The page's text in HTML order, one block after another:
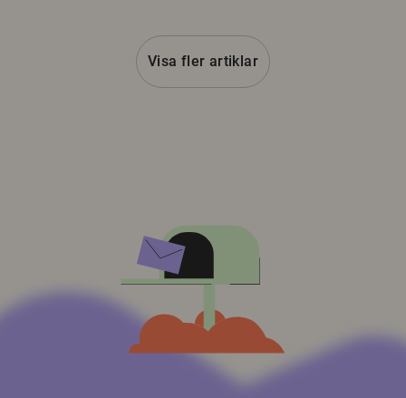
Visa fler artiklar